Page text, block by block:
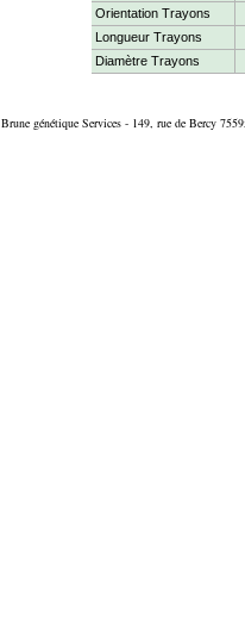
Orientation Trayons
Longueur Trayons
Diamètre Trayons
Brune génétique Services - 149, rue de Bercy